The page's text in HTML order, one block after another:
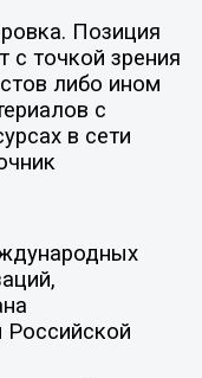
Позиция
с точкой зрения
либо ином
с
в сети
Российской